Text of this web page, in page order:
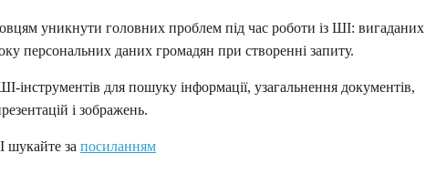
уникнути головних проблем під час роботи із ШІ: вигаданих
персональних даних громадян при створенні запиту.
інструментів для пошуку інформації, узагальнення документів,
і зображень.
шукайте за посиланням